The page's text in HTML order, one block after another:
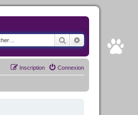
RechercherRecherche
Connexion
Inscription